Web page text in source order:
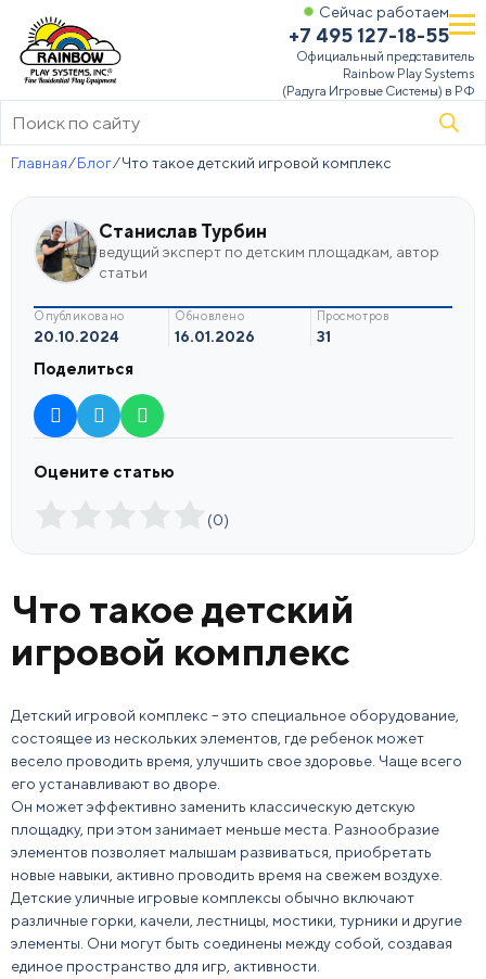
Сейчас работаем
+7 495 127-18-55
Официальный представитель
Rainbow Play Systems
(Радуга Игровые Системы) в РФ
Поиск
товаров
Главная ⁄ Блог⁄ Что такое детский игровой комплекс
Что такое детский
игровой комплекс
Детский игровой комплекс – это специальное оборудование,
состоящее из нескольких элементов, где ребенок может
весело проводить время, улучшить свое здоровье. Чаще всего
его устанавливают во дворе
Он может эффективно заменить классическую детскую
площадку, при этом занимает меньше места. Разнообразие
элементов позволяет малышам развиваться, приобретать
новые навыки, активно проводить время на свежем воздухе.
Детские уличные игровые комплексы обычно включают
различные горки, качели, лестницы, мостики, турники и другие
элементы. Они могут быть соединены между собой, создавая
единое пространство для игр, активности.
Станислав Турбин
ведущий эксперт по детским площадкам, автор
статьи
опубликовано
20.10.2024
обновлено
16.01.2026
просмотров
31
Поделиться
Оцените статью
(0)